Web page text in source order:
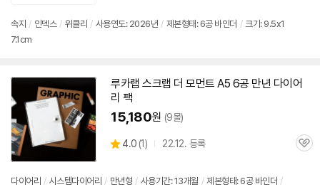
속지 / 인덱스 / 위클리 / 사용연도: 2026년 / 제본형태: 6공바인더 / 크기: 9.5x1
7.1cm
루카랩 스크랩 더 모먼트 A5 6공 만년 다이어
리 팩
15,180원 (9몰)
별
4.0 (상
리
1) 22.12. 등록
관
다이어리 / 시스템다이어리 / 만년형 / 사용기간: 13개월 / 제본형태: 6공바인더 /